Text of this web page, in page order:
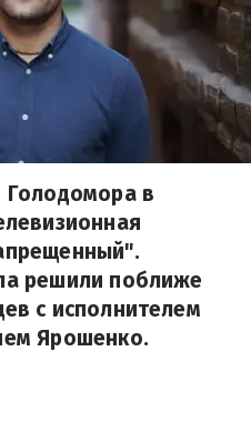
Голодомора в
решили поближе
с исполнителем
Ярошенко.